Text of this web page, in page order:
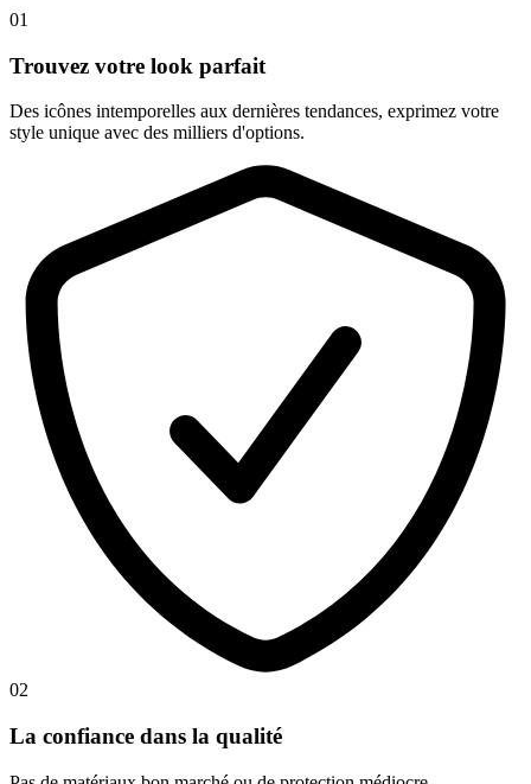
01
Trouvez votre look parfait
Des icônes intemporelles aux dernières tendances, exprimez votre
style unique avec des milliers d'options.
02
La confiance dans la qualité